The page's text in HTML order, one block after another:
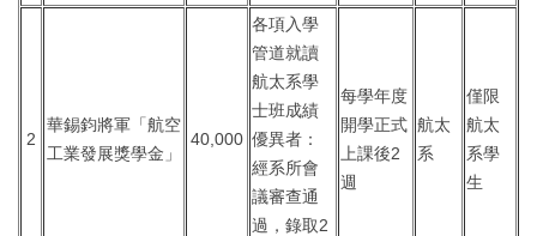
2
華錫鈞將軍「航空
工業發展獎學金」
40,000
各項入學
管道就讀
航太系學
士班成績
優異者：
經系所會
議審查通
過，錄取2
每學年度
開學正式
上課後2
週
航太
系
僅限
航太
系學
生